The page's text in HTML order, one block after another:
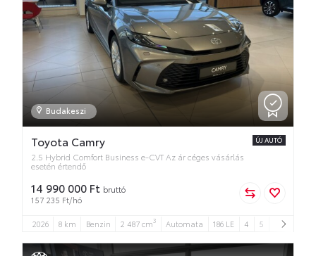
Budakeszi
Toyota Camry
2.5 Hybrid Comfort Business e-CVT Az ár céges vásárlás
esetén értendő
ÚJ AUTÓ
14 990 000 Ft bruttó
157 235 Ft/hó
2026 8 km Benzin 2 487 cm3 Automata 186 LE 4 5